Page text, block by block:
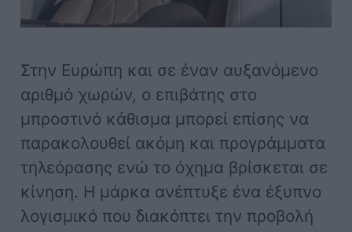
Στην Ευρώπη και σε έναν αυξανόμενο
αριθμό χωρών, ο επιβάτης στο
μπροστινό κάθισμα μπορεί επίσης να
παρακολουθεί ακόμη και προγράμματα
τηλεόρασης ενώ το όχημα βρίσκεται σε
κίνηση. Η μάρκα ανέπτυξε ένα έξυπνο
λογισμικό που διακόπτει την προβολή